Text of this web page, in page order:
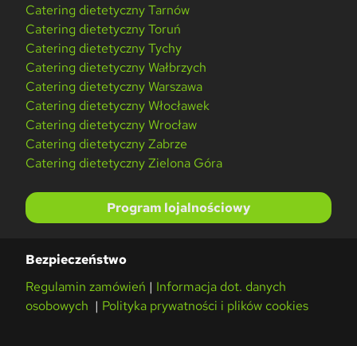
Catering dietetyczny Tarnów
Catering dietetyczny Toruń
Catering dietetyczny Tychy
Catering dietetyczny Wałbrzych
Catering dietetyczny Warszawa
Catering dietetyczny Włocławek
Catering dietetyczny Wrocław
Catering dietetyczny Zabrze
Catering dietetyczny Zielona Góra
Program lojalnościowy
Bezpieczeństwo
Regulamin zamówień | Informacja dot. danych
osobowych | Polityka prywatności i plików cookies